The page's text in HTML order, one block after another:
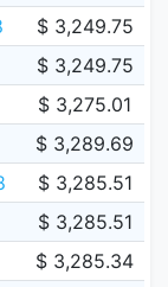
$ 3,249.75
$ 3,249.75
$ 3,275.01
$ 3,289.69
$ 3,285.51
$ 3,285.51
$ 3,285.34